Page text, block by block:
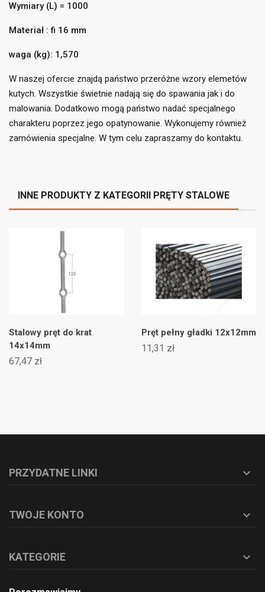
Dodaj do listy życzeń
((cancelText)) ((createText))
liście życzeń.
((cancelText)) ((loginText))
Wymiary (L) = 1000
Materiał : fi 16 mm
waga (kg): 1,570
W naszej ofercie znajdą państwo przeróżne wzory elemetów
kutych. Wszystkie świetnie nadają się do spawania jak i do
malowania. Dodatkowo mogą państwo nadać specjalnego
charakteru poprzez jego opatynowanie. Wykonujemy również
zamówienia specjalne. W tym celu zapraszamy do kontaktu.
INNE PRODUKTY Z KATEGORII PRĘTY STALOWE
Stalowy pręt do krat
14x14mm
67,47 zł
Pręt pełny gładki 12x12mm
11,31 zł
PRZYDATNE LINKI 
TWOJE KONTO 
KATEGORIE 